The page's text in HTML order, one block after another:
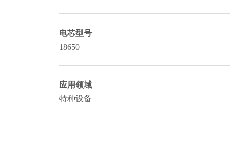
电芯型号
18650
应用领域
特种设备